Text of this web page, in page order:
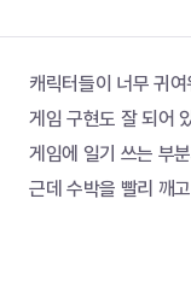
캐릭터들이 너무 귀여
게임 구현도 잘 되어
게임에 일기 쓰는 부
근데 수박을 빨리 깨